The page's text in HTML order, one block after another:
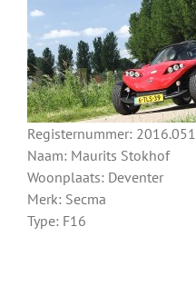
Registernummer: 2016.051
Naam: Maurits Stokhof
Woonplaats: Deventer
Merk: Secma
Type: F16